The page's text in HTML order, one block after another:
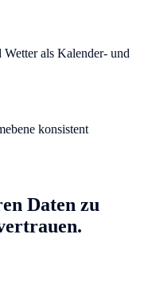
Wetter als Kalender- und
konsistent
Daten zu